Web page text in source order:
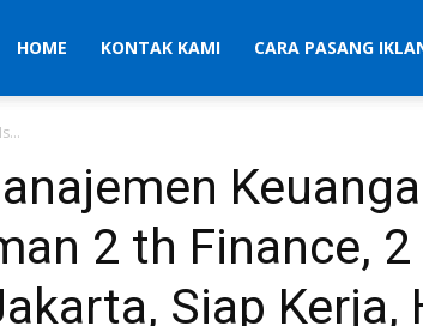
HOME KONTAK KAMI CARA PASANG
2 th Finance,
Siap Kerja,